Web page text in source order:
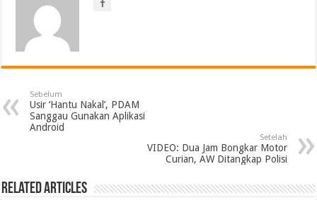
Sebelum
Usir ‘Hantu Nakal’, PDAM
Sanggau Gunakan Aplikasi
Android
Setelah
VIDEO: Dua Jam Bongkar Motor
Curian, AW Ditangkap Polisi
Related Articles